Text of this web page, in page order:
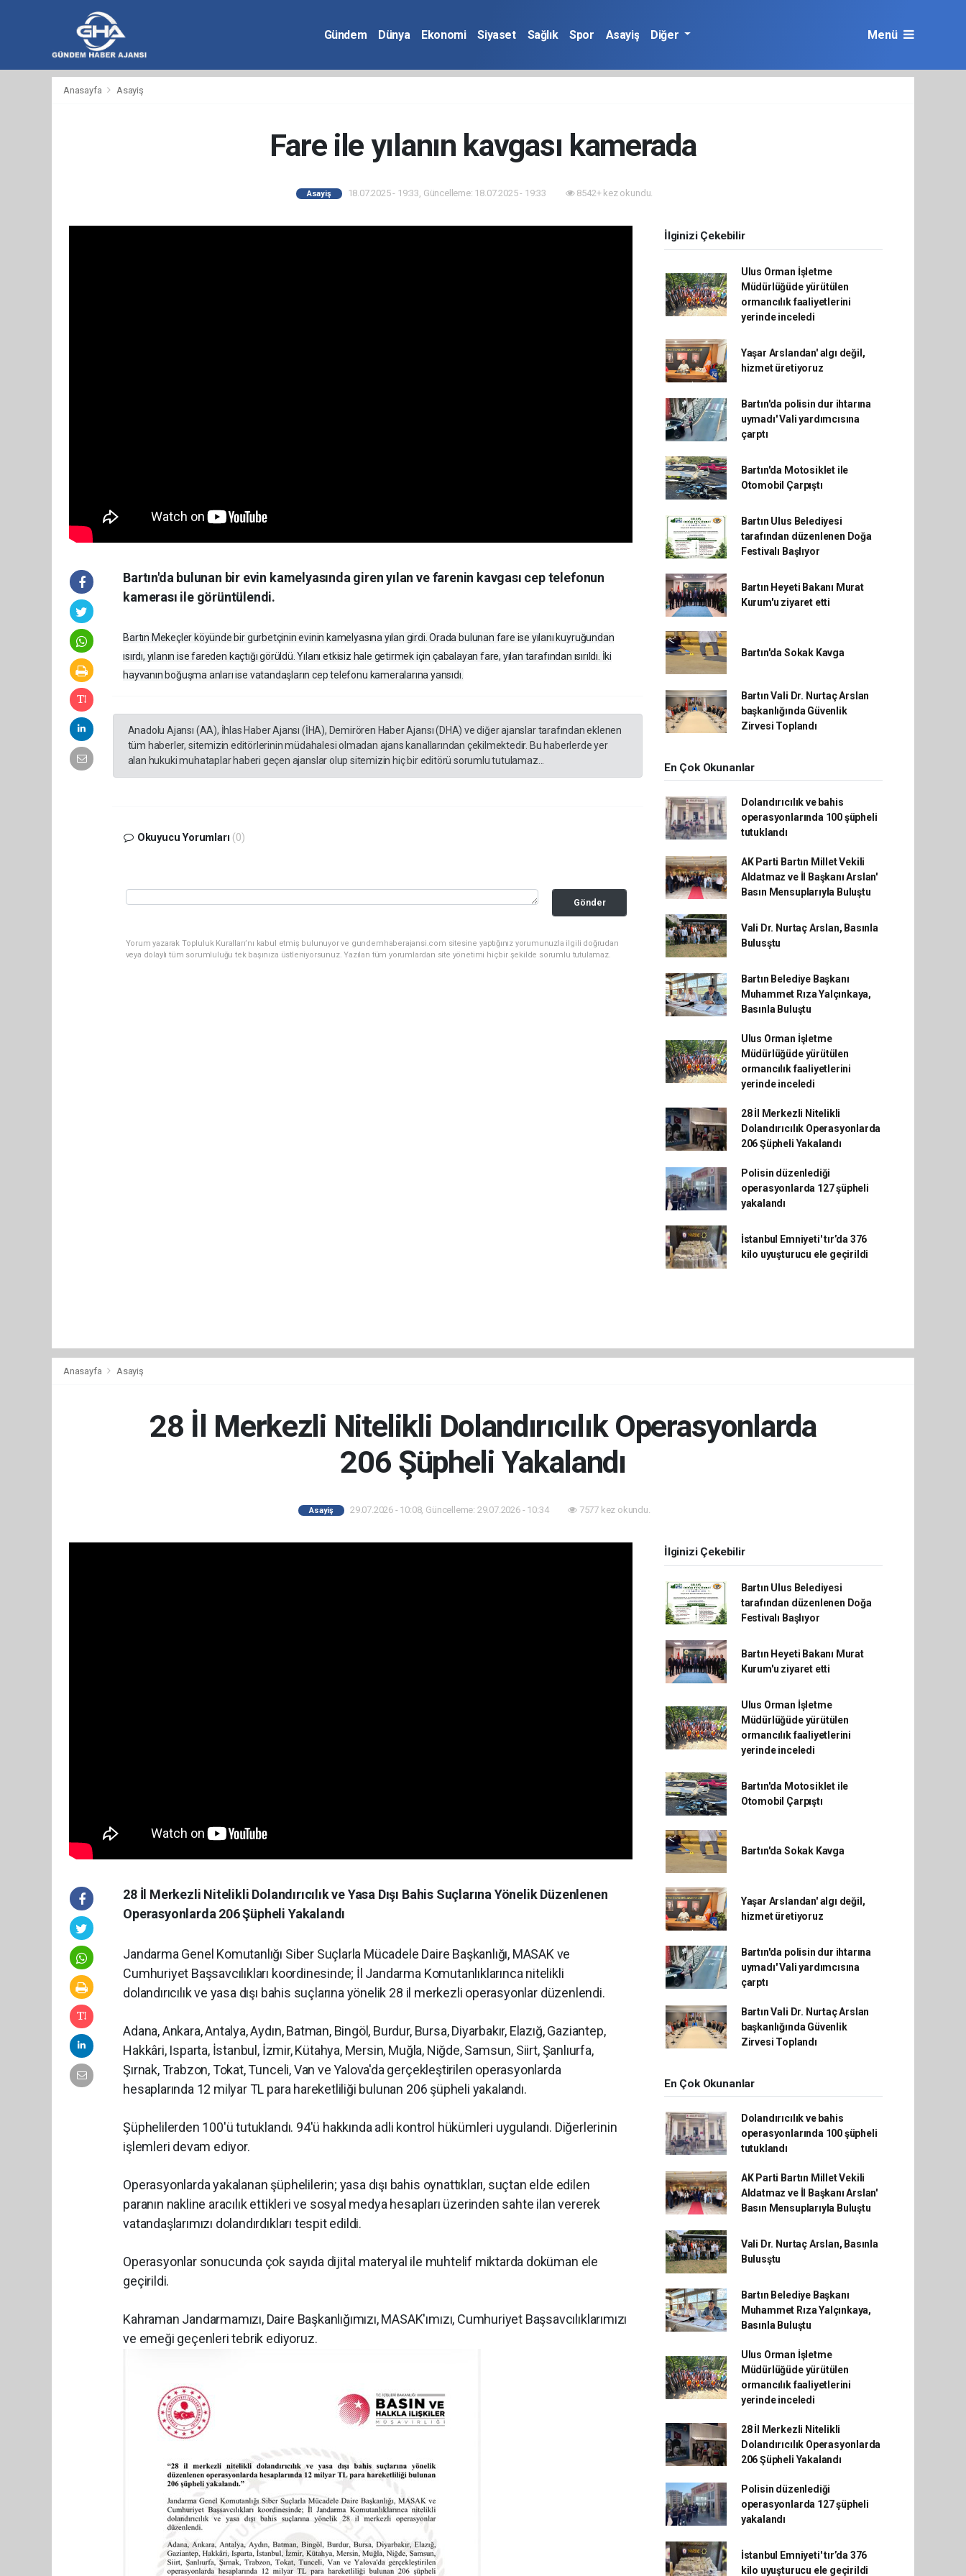
Gündem Dünya Ekonomi Siyaset Sağlık Spor Asayiş Diğer Menü
taraftarium24
taraftarium24
Anasayfa Asayiş
Fare ile yılanın kavgası kamerada
Asayiş 18.07.2025 - 19:33, Güncelleme: 18.07.2025 - 19:33 8542+ kez okundu.
Bartın'da bulunan bir evin kamelyasında giren yılan ve farenin kavgası cep telefonun
kamerası ile görüntülendi.
Bartın Mekeçler köyünde bir gurbetçinin evinin kamelyasına yılan girdi. Orada bulunan fare ise yılanı kuyruğundan
ısırdı, yılanın ise fareden kaçtığı görüldü. Yılanı etkisiz hale getirmek için çabalayan fare, yılan tarafından ısırıldı. İki
hayvanın boğuşma anları ise vatandaşların cep telefonu kameralarına yansıdı.
Anadolu Ajansı (AA), İhlas Haber Ajansı (İHA), Demirören Haber Ajansı (DHA) ve diğer ajanslar tarafından eklenen
tüm haberler, sitemizin editörlerinin müdahalesi olmadan ajans kanallarından çekilmektedir. Bu haberlerde yer
alan hukuki muhataplar haberi geçen ajanslar olup sitemizin hiç bir editörü sorumlu tutulamaz...
Okuyucu Yorumları (0)
Gönder
Yorum yazarak Topluluk Kuralları’nı kabul etmiş bulunuyor ve gundemhaberajansi.com sitesine yaptığınız yorumunuzla ilgili doğrudan
veya dolaylı tüm sorumluluğu tek başınıza üstleniyorsunuz. Yazılan tüm yorumlardan site yönetimi hiçbir şekilde sorumlu tutulamaz.
İlginizi Çekebilir
Ulus Orman İşletme
Müdürlüğüde yürütülen
ormancılık faaliyetlerini
yerinde inceledi
Yaşar Arslandan' algı değil,
hizmet üretiyoruz
Bartın'da polisin dur ihtarına
uymadı' Vali yardımcısına
çarptı
Bartın'da Motosiklet ile
Otomobil Çarpıştı
Bartın Ulus Belediyesi
tarafından düzenlenen Doğa
Festivalı Başlıyor
Bartın Heyeti Bakanı Murat
Kurum'u ziyaret etti
Bartın'da Sokak Kavga
Bartın Vali Dr. Nurtaç Arslan
başkanlığında Güvenlik
Zirvesi Toplandı
En Çok Okunanlar
Dolandırıcılık ve bahis
operasyonlarında 100 şüpheli
tutuklandı
AK Parti Bartın Millet Vekili
Aldatmaz ve İl Başkanı Arslan'
Basın Mensuplarıyla Buluştu
Vali Dr. Nurtaç Arslan, Basınla
Bulusştu
Bartın Belediye Başkanı
Muhammet Rıza Yalçınkaya,
Basınla Buluştu
Ulus Orman İşletme
Müdürlüğüde yürütülen
ormancılık faaliyetlerini
yerinde inceledi
28 İl Merkezli Nitelikli
Dolandırıcılık Operasyonlarda
206 Şüpheli Yakalandı
Polisin düzenlediği
operasyonlarda 127 şüpheli
yakalandı
İstanbul Emniyeti' tır’da 376
kilo uyuşturucu ele geçirildi
Anasayfa Asayiş
28 İl Merkezli Nitelikli Dolandırıcılık Operasyonlarda
206 Şüpheli Yakalandı
Asayiş 29.07.2026 - 10:08, Güncelleme: 29.07.2026 - 10:34 7577 kez okundu.
28 İl Merkezli Nitelikli Dolandırıcılık ve Yasa Dışı Bahis Suçlarına Yönelik Düzenlenen
Operasyonlarda 206 Şüpheli Yakalandı
Jandarma Genel Komutanlığı Siber Suçlarla Mücadele Daire Başkanlığı, MASAK ve
Cumhuriyet Başsavcılıkları koordinesinde; İl Jandarma Komutanlıklarınca nitelikli
dolandırıcılık ve yasa dışı bahis suçlarına yönelik 28 il merkezli operasyonlar düzenlendi.
Adana, Ankara, Antalya, Aydın, Batman, Bingöl, Burdur, Bursa, Diyarbakır, Elazığ, Gaziantep,
Hakkâri, Isparta, İstanbul, İzmir, Kütahya, Mersin, Muğla, Niğde, Samsun, Siirt, Şanlıurfa,
Şırnak, Trabzon, Tokat, Tunceli, Van ve Yalova'da gerçekleştirilen operasyonlarda
hesaplarında 12 milyar TL para hareketliliği bulunan 206 şüpheli yakalandı.
Şüphelilerden 100'ü tutuklandı. 94'ü hakkında adli kontrol hükümleri uygulandı. Diğerlerinin
işlemleri devam ediyor.
Operasyonlarda yakalanan şüphelilerin; yasa dışı bahis oynattıkları, suçtan elde edilen
paranın nakline aracılık ettikleri ve sosyal medya hesapları üzerinden sahte ilan vererek
vatandaşlarımızı dolandırdıkları tespit edildi.
Operasyonlar sonucunda çok sayıda dijital materyal ile muhtelif miktarda doküman ele
geçirildi.
Kahraman Jandarmamızı, Daire Başkanlığımızı, MASAK'ımızı, Cumhuriyet Başsavcılıklarımızı
ve emeği geçenleri tebrik ediyoruz.
İlginizi Çekebilir
Bartın Ulus Belediyesi
tarafından düzenlenen Doğa
Festivalı Başlıyor
Bartın Heyeti Bakanı Murat
Kurum'u ziyaret etti
Ulus Orman İşletme
Müdürlüğüde yürütülen
ormancılık faaliyetlerini
yerinde inceledi
Bartın'da Motosiklet ile
Otomobil Çarpıştı
Bartın'da Sokak Kavga
Yaşar Arslandan' algı değil,
hizmet üretiyoruz
Bartın'da polisin dur ihtarına
uymadı' Vali yardımcısına
çarptı
Bartın Vali Dr. Nurtaç Arslan
başkanlığında Güvenlik
Zirvesi Toplandı
En Çok Okunanlar
Dolandırıcılık ve bahis
operasyonlarında 100 şüpheli
tutuklandı
AK Parti Bartın Millet Vekili
Aldatmaz ve İl Başkanı Arslan'
Basın Mensuplarıyla Buluştu
Vali Dr. Nurtaç Arslan, Basınla
Bulusştu
Bartın Belediye Başkanı
Muhammet Rıza Yalçınkaya,
Basınla Buluştu
Ulus Orman İşletme
Müdürlüğüde yürütülen
ormancılık faaliyetlerini
yerinde inceledi
28 İl Merkezli Nitelikli
Dolandırıcılık Operasyonlarda
206 Şüpheli Yakalandı
Polisin düzenlediği
operasyonlarda 127 şüpheli
yakalandı
İstanbul Emniyeti' tır’da 376
kilo uyuşturucu ele geçirildi